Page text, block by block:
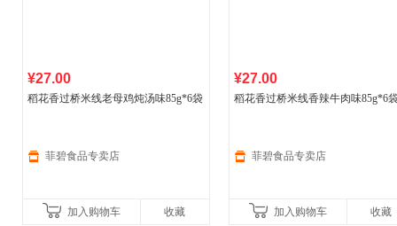
¥27.00
稻花香过桥米线老母鸡炖汤味85g*6袋
菲碧食品专卖店
加入购物车 收藏
¥27.00
稻花香过桥米线香辣牛肉味85g*6
菲碧食品专卖店
加入购物车 收藏